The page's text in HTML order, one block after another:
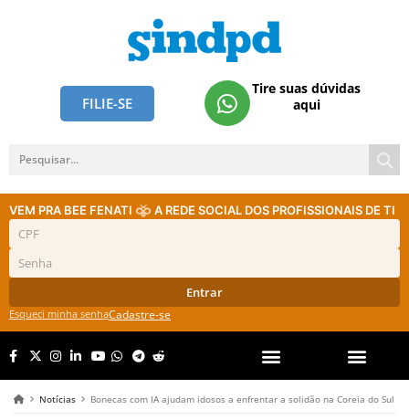
FILIE-SE
Tire suas dúvidas
aqui
VEM PRA BEE FENATI A REDE SOCIAL DOS PROFISSIONAIS DE TI
Entrar
Esqueci minha senhaCadastre-se
Notícias Bonecas com IA ajudam idosos a enfrentar a solidão na Coreia do Sul